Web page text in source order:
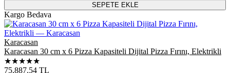
SEPETE EKLE
Kargo Bedava
Karacasan
Karacasan 30 cm x 6 Pizza Kapasiteli Dijital Pizza Fırını, Elektrikli
★★★★★
75,887.54 TL